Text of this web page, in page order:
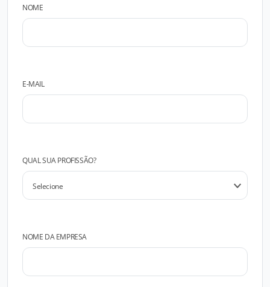
NOME
E-MAIL
QUAL SUA PROFISSÃO?
NOME DA EMPRESA